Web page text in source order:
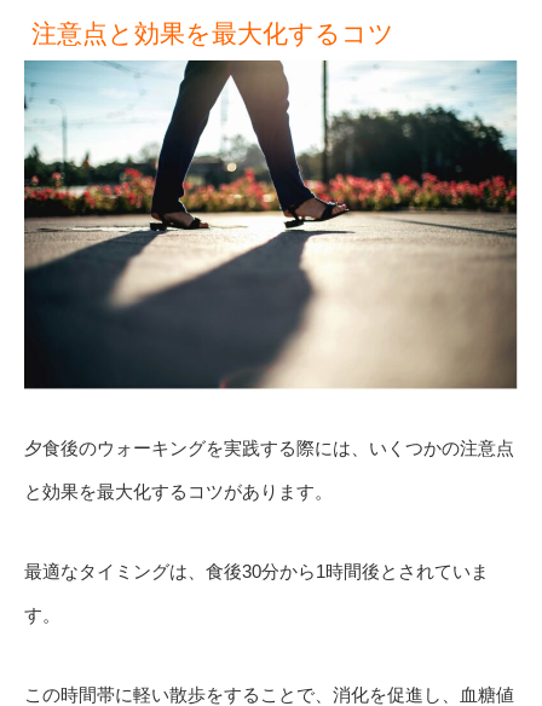
注意点と効果を最大化するコツ
夕食後のウォーキングを実践する際には、いくつかの注意点
と効果を最大化するコツがあります。
最適なタイミングは、食後30分から1時間後とされていま
す。
この時間帯に軽い散歩をすることで、消化を促進し、血糖値